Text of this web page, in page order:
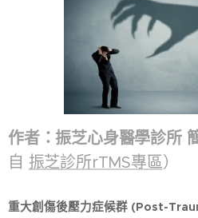
作者：振芝心身醫學診所
自 振芝診所rTMS專區）
重大創傷後壓力症候群 (Post-